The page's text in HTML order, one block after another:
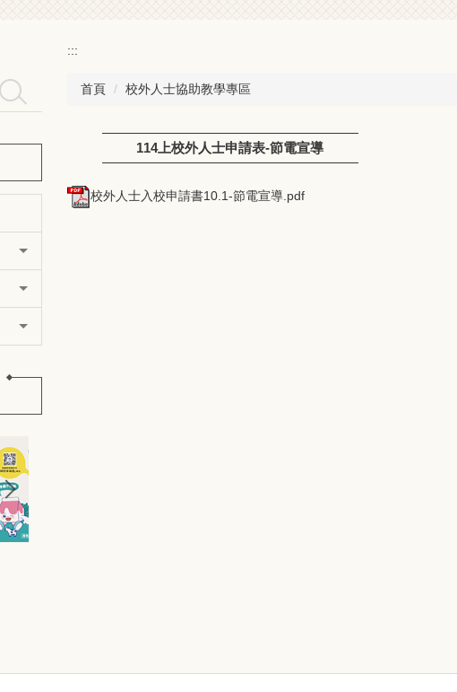
搜尋
:::
首頁 校外人士協助教學專區
114上校外人士申請表-節電宣導
校外人士入校申請書10.1-節電宣導.pdf